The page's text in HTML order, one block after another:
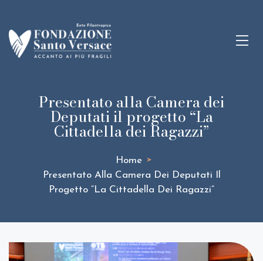
Presentato alla Camera dei
Deputati il progetto “La
Cittadella dei Ragazzi”
Home ➤
Presentato Alla Camera Dei Deputati Il
Progetto “La Cittadella Dei Ragazzi”